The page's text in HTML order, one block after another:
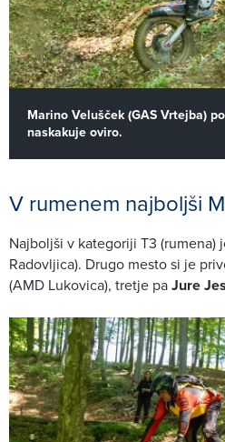
Marino Velušček (GAS Vrtejba)
naskakuje oviro.
V rumenem najboljši
Najboljši v kategoriji T3 (rumena)
Radovljica). Drugo mesto si je
(AMD Lukovica), tretje paJure